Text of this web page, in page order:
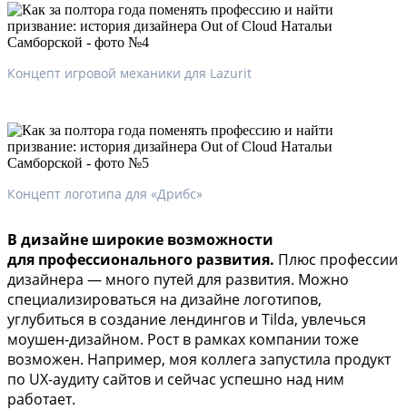
Концепт игровой механики для Lazurit
Концепт логотипа для «Дрибс»
В дизайне широкие возможности
для профессионального развития. Плюс профессии
дизайнера — много путей для развития. Можно
специализироваться на дизайне логотипов,
углубиться в создание лендингов и Tilda, увлечься
моушен-дизайном. Рост в рамках компании тоже
возможен. Например, моя коллега запустила продукт
по UX-аудиту сайтов и сейчас успешно над ним
работает.